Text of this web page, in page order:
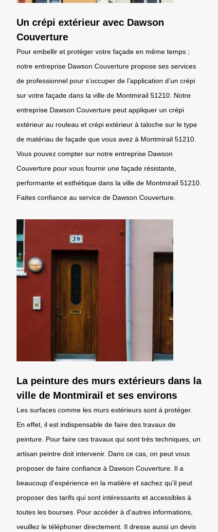
Un crépi extérieur avec Dawson
Couverture
Pour embellir et protéger votre façade en même temps ;
notre entreprise Dawson Couverture propose ses services
de professionnel pour s’occuper de l’application d’un crépi
sur votre façade dans la ville de Montmirail 51210. Notre
entreprise Dawson Couverture peut appliquer un crépi
extérieur au rouleau et crépi extérieur à taloche sur le type
de matériau de façade que vous avez à Montmirail 51210.
Vous pouvez compter sur notre entreprise Dawson
Couverture pour vous fournir une façade résistante,
performante et esthétique dans la ville de Montmirail 51210.
Faites confiance au service de Dawson Couverture.
La peinture des murs extérieurs dans la
ville de Montmirail et ses environs
Les surfaces comme les murs extérieurs sont à protéger.
En effet, il est indispensable de faire des travaux de
peinture. Pour faire ces travaux qui sont très techniques, un
artisan peintre doit intervenir. Dans ce cas, on peut vous
proposer de faire confiance à Dawson Couverture. Il a
beaucoup d'expérience en la matière et sachez qu'il peut
proposer des tarifs qui sont intéressants et accessibles à
toutes les bourses. Pour accéder à d'autres informations,
veuillez le téléphoner directement. Il dresse aussi un devis